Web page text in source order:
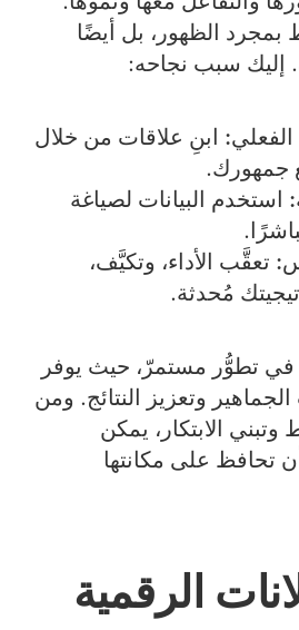
بمجرد الظهور، بل أيضًا
إليك سبب نجاحه:
ابنِ علاقات من خلال
جمهورك.
استخدم البيانات لصياغة
تعقَّب الأداء، وتكيَّف،
مُحدثة.
في تطوُّر مستمرّ، حيث يوفر
وتعزيز النتائج. ومن
وتبني الابتكار، يمكن
تحافظ على مكانتها
الرقمية